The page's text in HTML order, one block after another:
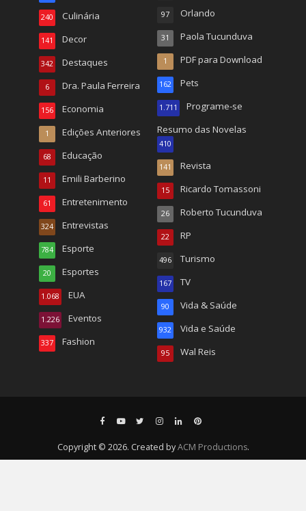
Culinária
240
Decor
141
Destaques
342
Dra. Paula Ferreira
6
Economia
156
Edições Anteriores
1
Educação
68
Emili Barberino
11
Entretenimento
61
Entrevistas
324
Esporte
784
Esportes
20
EUA
1.068
Eventos
1.226
Fashion
337
Orlando
97
Paola Tucunduva
31
PDF para Download
1
Pets
162
Programe-se
1.711
Resumo das Novelas
410
Revista
141
Ricardo Tomassoni
15
Roberto Tucunduva
26
RP
22
Turismo
496
TV
167
Vida & Saúde
90
Vida e Saúde
932
Wal Reis
95
Copyright © 2026. Created byACM Productions.